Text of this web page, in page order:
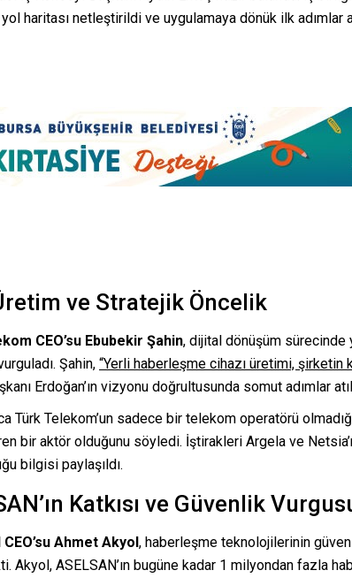
haritası netleştirildi ve uygulamaya dönük ilk adımlar
ve Stratejik Öncelik
CEO’su Ebubekir Şahin, dijital dönüşüm
Şahin, “Yerli haberleşme cihazı üretimi, şirketin
Erdoğan’ın vizyonu doğrultusunda somut adımlar
Türk Telekom’un sadece bir telekom operatörü
bir aktör olduğunu söyledi. İştirakleri Argela ve
bilgisi paylaşıldı.
Katkısı ve Güvenlik
CEO’su Ahmet Akyol, haberleşme teknolojilerinin
Akyol, ASELSAN’ın bugüne kadar 1 milyondan fazla